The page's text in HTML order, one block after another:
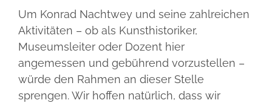
Um Konrad Nachtwey und seine zahlreichen
Aktivitäten – ob als Kunsthistoriker,
Museumsleiter oder Dozent hier
angemessen und gebührend vorzustellen –
würde den Rahmen an dieser Stelle
sprengen. Wir hoffen natürlich, dass wir